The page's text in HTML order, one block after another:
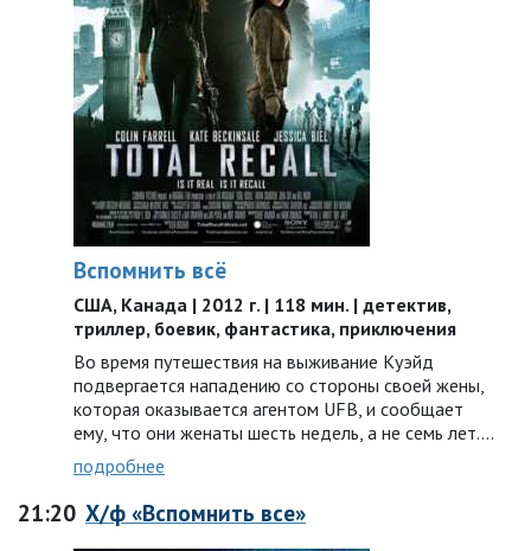
Вспомнить всё
США, Канада | 2012 г. | 118 мин. | детектив,
триллер, боевик, фантастика, приключения
Во время путешествия на выживание Куэйд
подвергается нападению со стороны своей жены,
которая оказывается агентом UFB, и сообщает
ему, что они женаты шесть недель, а не семь лет....
подробнее
21:20 Х/ф «Вспомнить все»